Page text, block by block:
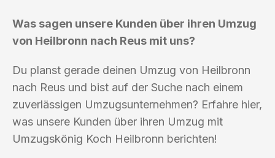
Was sagen unsere Kunden über ihren Umzug
von Heilbronn nach Reus mit uns?
Du planst gerade deinen Umzug von Heilbronn
nach Reus und bist auf der Suche nach einem
zuverlässigen Umzugsunternehmen? Erfahre hier,
was unsere Kunden über ihren Umzug mit
Umzugskönig Koch Heilbronn berichten!